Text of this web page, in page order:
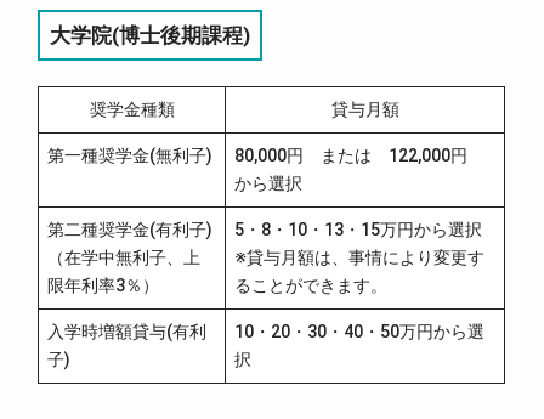
大学院(博士後期課程)
奨学金種類 貸与月額
第一種奨学金(無利子)
80,000円 または 122,000円
から選択
第二種奨学金(有利子)
（在学中無利子、上
限年利率3％）
5・8・10・13・15万円から選択
※貸与月額は、事情により変更す
ることができます。
入学時増額貸与(有利
子)
10・20・30・40・50万円から選
択